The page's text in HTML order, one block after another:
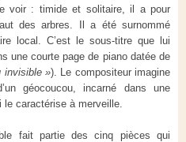
voir : timide et solitaire, il a pour
des arbres. Il a été surnommé
local. C’est le sous-titre que lui
une courte page de piano datée de
invisible »). Le compositeur imagine
géocoucou, incarné dans une
caractérise à merveille.
fait partie des cinq pièces qui